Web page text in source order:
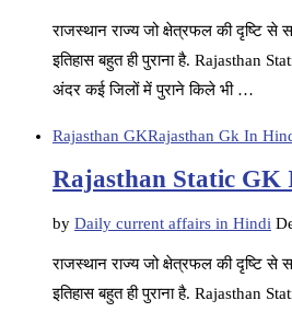
राजस्थान राज्य जो क्षेत्रफल की दृष्टि से
इतिहास बहुत ही पुराना है. Rajasthan
अंदर कई जिलों में पुराने किले भी …
Rajasthan GKRajasthan Gk In
Rajasthan Static GK
by Daily current affairs in Hindi
राजस्थान राज्य जो क्षेत्रफल की दृष्टि से
इतिहास बहुत ही पुराना है. Rajasthan